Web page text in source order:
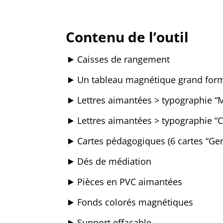
Contenu de l’outil
Caisses de rangement
Un tableau magnétique grand
Lettres aimantées > typographie
Lettres aimantées > typographie
Cartes pédagogiques (6 cartes
Dés de médiation
Pièces en PVC aimantées
Fonds colorés magnétiques